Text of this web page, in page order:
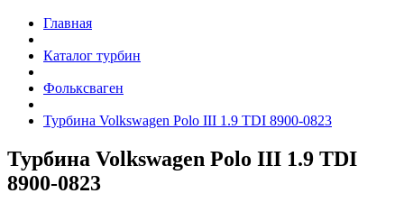
Главная
Каталог турбин
Фольксваген
Турбина Volkswagen Polo III 1.9 TDI 8900-0823
Турбина Volkswagen Polo III 1.9 TDI
8900-0823